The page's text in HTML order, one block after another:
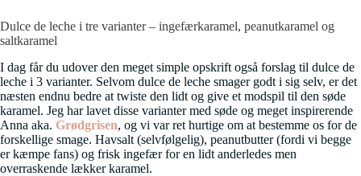
Dulce de leche i tre varianter – ingefærkaramel, peanutkaramel og
saltkaramel
I dag får du udover den meget simple opskrift også forslag til dulce de
leche i 3 varianter. Selvom dulce de leche smager godt i sig selv, er det
næsten endnu bedre at twiste den lidt og give et modspil til den søde
karamel. Jeg har lavet disse varianter med søde og meget inspirerende
Anna aka. Grødgrisen, og vi var ret hurtige om at bestemme os for de
forskellige smage. Havsalt (selvfølgelig), peanutbutter (fordi vi begge
er kæmpe fans) og frisk ingefær for en lidt anderledes men
overraskende lækker karamel.